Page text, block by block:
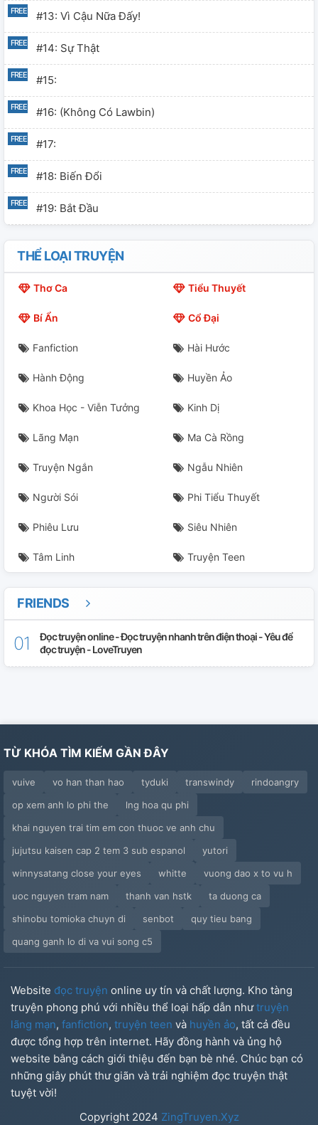
#13: Vì Cậu Nữa Đấy!
#14: Sự Thật
#15:
#16: (không Có Lawbin)
#17:
#18: Biến Đổi
#19: Bắt Đầu
#22:
#21: Kết Thúc
#25: Dressrosa [2]
#26:
#27: Zou
#28: Sầu
#29: Né Tránh
#30:
#32: Ghen
#33: Không Tin Tưởng Thì Đừng Liên Minh!
#36: Chưa Thấy?
Ngoại Truyện: Sanpud
#38:
THỂ LOẠI TRUYỆN
Thơ Ca Tiểu Thuyết
Bí Ẩn Cổ Đại
Fanfiction Hài Hước
Hành Động Huyền Ảo
Khoa Học - Viễn Tưởng Kinh Dị
Lãng Mạn Ma Cà Rồng
Truyện Ngắn Ngẫu Nhiên
Người Sói Phi Tiểu Thuyết
Phiêu Lưu Siêu Nhiên
Tâm Linh Truyện Teen
FRIENDS
Đọc truyện online - Đọc truyện nhanh trên điện thoại - Yêu để
đọc truyện - LoveTruyen
TỪ KHÓA TÌM KIẾM GẦN ĐÂY
vuive vo han than hao tyduki transwindy
rindoangry
op xem anh lo phi the
lng hoa qu phi
khai nguyen trai tim em con thuoc ve anh chu
jujutsu kaisen cap 2 tem 3 sub espanol
yutori
winnysatang close your eyes
whitte
vuong dao x to vu h
uoc nguyen tram nam
thanh van hstk
ta duong ca
shinobu tomioka chuyn di
senbot
quy tieu bang
quang ganh lo di va vui song c5
Website đọc truyện online uy tín và chất lượng. Kho tàng
truyện phong phú với nhiều thể loại hấp dẫn nhưtruyện
lãng mạn, fanfiction, truyện teen và huyền ảo, tất cả đều
được tổng hợp trên internet. Hãy đồng hành và ủng hộ
website bằng cách giới thiệu đến bạn bè nhé. Chúc bạn có
những giây phút thư giãn và trải nghiệm đọc truyện thật
tuyệt vời!
Copyright 2024 ZingTruyen.Xyz